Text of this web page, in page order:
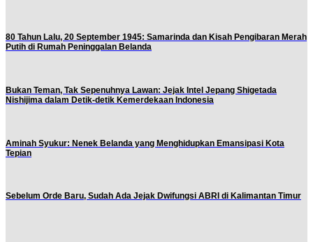
80 Tahun Lalu, 20 September 1945: Samarinda dan Kisah Pengibaran Merah
Putih di Rumah Peninggalan Belanda
Bukan Teman, Tak Sepenuhnya Lawan: Jejak Intel Jepang Shigetada
Nishijima dalam Detik-detik Kemerdekaan Indonesia
Aminah Syukur: Nenek Belanda yang Menghidupkan Emansipasi Kota
Tepian
Sebelum Orde Baru, Sudah Ada Jejak Dwifungsi ABRI di Kalimantan Timur